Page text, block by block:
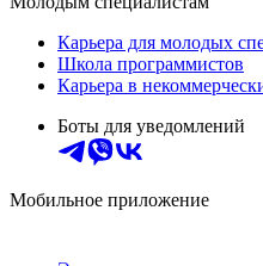
Карьера для молодых
Школа программистов
Карьера в
Боты для уведомлений
Мобильное приложение